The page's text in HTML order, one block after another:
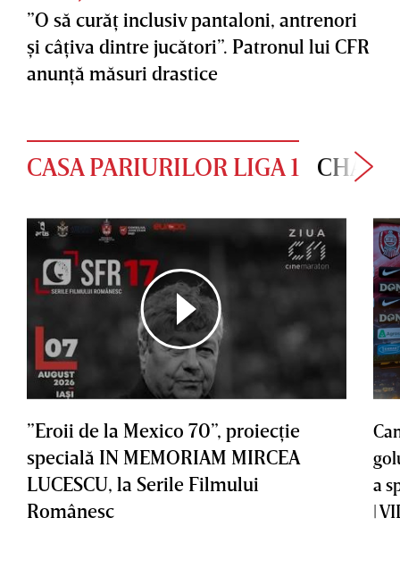
”O să curăţ inclusiv pantaloni, antrenori
şi câţiva dintre jucători”. Patronul lui CFR
anunţă măsuri drastice
CASA PARIURILOR LIGA 1
”Eroii de la Mexico 70”, proiecţie
specială IN MEMORIAM MIRCEA
LUCESCU, la Serile Filmului
Românesc
a
|